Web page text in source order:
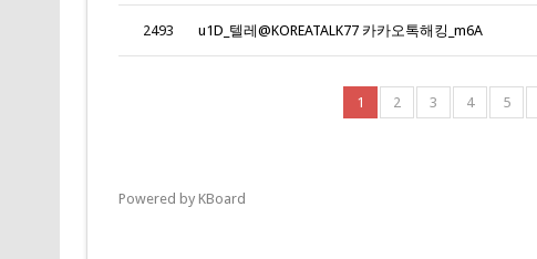
2493 u1D_텔레@KOREATALK77 카카오톡해킹_m6A
1 2 3 4 5
Powered by KBoard